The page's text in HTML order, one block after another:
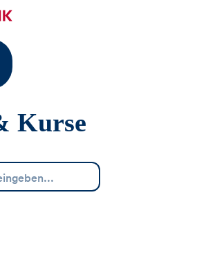
Auswahl:
öffnen
Kurse